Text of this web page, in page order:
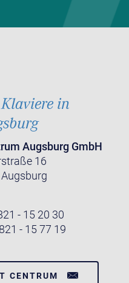
in
Augsburg GmbH
16
- 15 20 30
- 15 77 19
CENTRUM